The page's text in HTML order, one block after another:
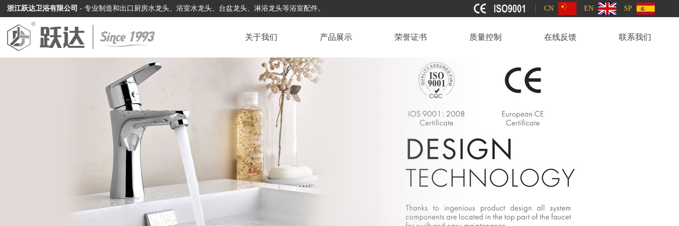
浙江跃达卫浴有限公司 - 专业制造和出口厨房水龙头、浴室水龙头、台盆龙头、淋浴龙头等浴室配件。 CN EN SP
关于我们 产品展示 荣誉证书 质量控制 在线反馈 联系我们